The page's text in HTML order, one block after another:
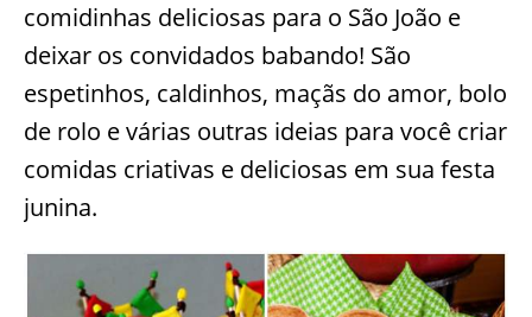
comidinhas deliciosas para o São João e
deixar os convidados babando! São
espetinhos, caldinhos, maçãs do amor, bolo
de rolo e várias outras ideias para você criar
comidas criativas e deliciosas em sua festa
junina.